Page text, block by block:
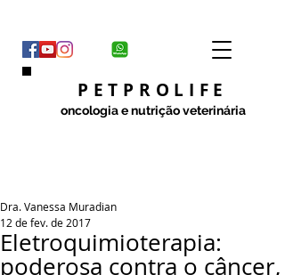
PETPROLIFE
oncologia e nutrição veterinária
Eletroquimioterapia:
poderosa contra o câncer,
Dra. Vanessa Muradian
12 de fev. de 2017